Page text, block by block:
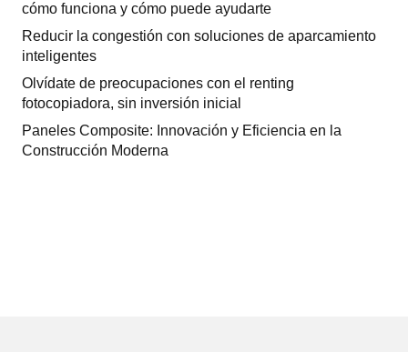
cómo funciona y cómo puede ayudarte
Reducir la congestión con soluciones de aparcamiento
inteligentes
Olvídate de preocupaciones con el renting
fotocopiadora, sin inversión inicial
Paneles Composite: Innovación y Eficiencia en la
Construcción Moderna